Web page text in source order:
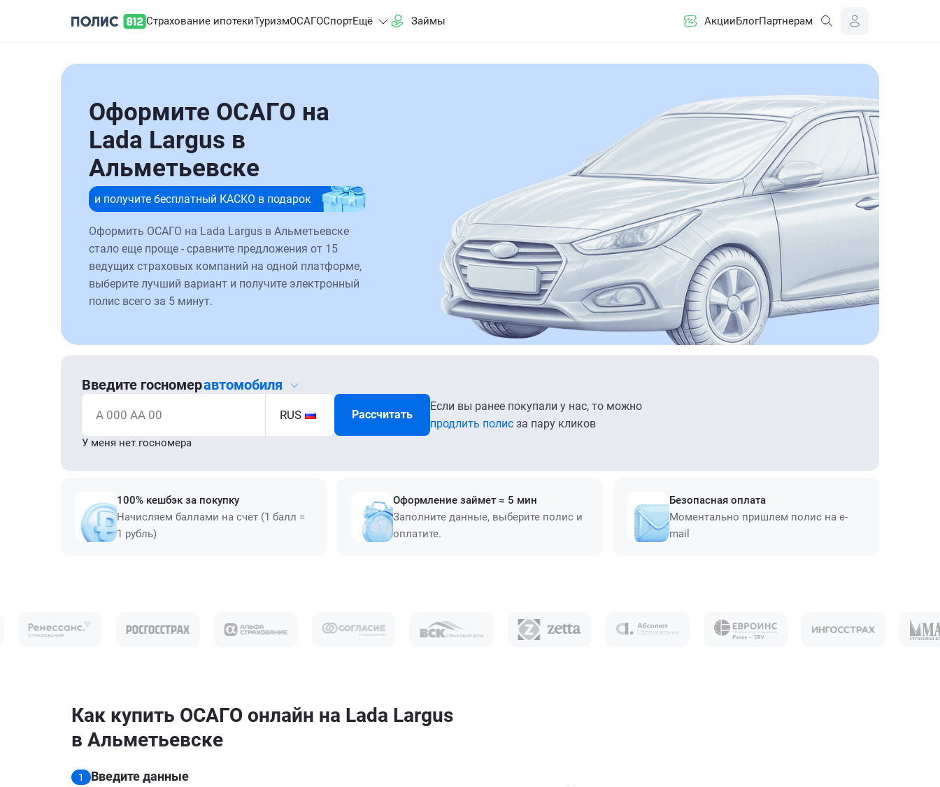
Страхование ипотекиТуризмОСАГОСпортЕщё Займы АкцииБлогПартнерам
Оформите ОСАГО на
Lada Largus в
Альметьевске
и получите бесплатный КАСКО в подарок
Оформить ОСАГО на Lada Largus в Альметьевске
стало еще проще - сравните предложения от 15
ведущих страховых компаний на одной платформе,
выберите лучший вариант и получите электронный
полис всего за 5 минут.
Введите госномеравтомобиля
А 000 АА 00 RUS Рассчитать
Если вы ранее покупали у нас, то можно
продлить полис за пару кликов
У меня нет госномера
100% кешбэк за покупку
Начисляем баллами на счет (1 балл =
1 рубль)
Оформление займет ≈ 5 мин
Заполните данные, выберите полис и
оплатите.
Безопасная оплата
Моментально пришлем полис на e-
mail
Как купить ОСАГО онлайн на Lada Largus
в Альметьевске
1 Введите данные